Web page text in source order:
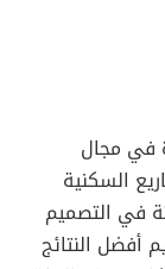
في مجال
السكنية
في التصميم
أفضل النتائج